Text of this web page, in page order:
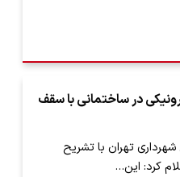
در ساختمانی با سقف
تهران با تشریح
کرد: این…